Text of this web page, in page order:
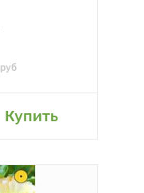
руб
Купить